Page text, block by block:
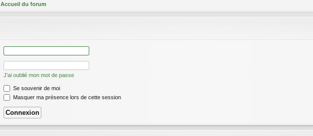
Accueil du forum
J’ai oublié mon mot de passe
Se souvenir de moi
Masquer ma présence lors de cette session